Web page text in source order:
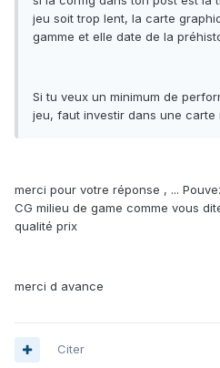
jeu soit trop lent, la carte
gamme et elle date de la
Si tu veux un minimum de
jeu, faut investir dans une carte
merci pour votre réponse , ...
CG milieu de game comme vous
qualité prix
merci d avance
Citer